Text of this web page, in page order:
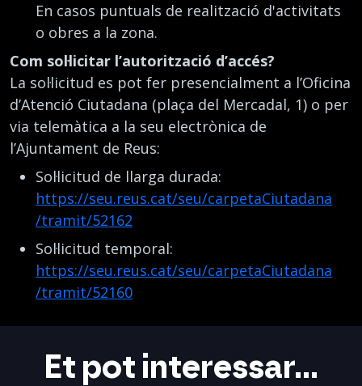
En casos puntuals de realització d'activitats
o obres a la zona.
Com sol·licitar l’autorització d’accés?
La sol·licitud es pot fer presencialment a l’Oficina
d’Atenció Ciutadana (plaça del Mercadal, 1) o per
via telemàtica a la seu electrònica de
l’Ajuntament de Reus:
Sol·licitud de llarga durada:
https://seu.reus.cat/seu/carpetaCiutadana
/tramit/52162
Sol·licitud temporal:
https://seu.reus.cat/seu/carpetaCiutadana
/tramit/52160
Et pot interessar...